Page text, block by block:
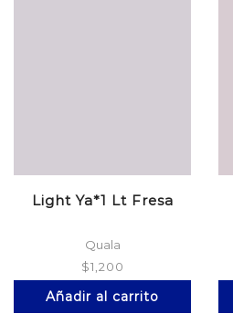
Light Ya*1 Lt Fresa
Quala
$1,200
Añadir al carrito